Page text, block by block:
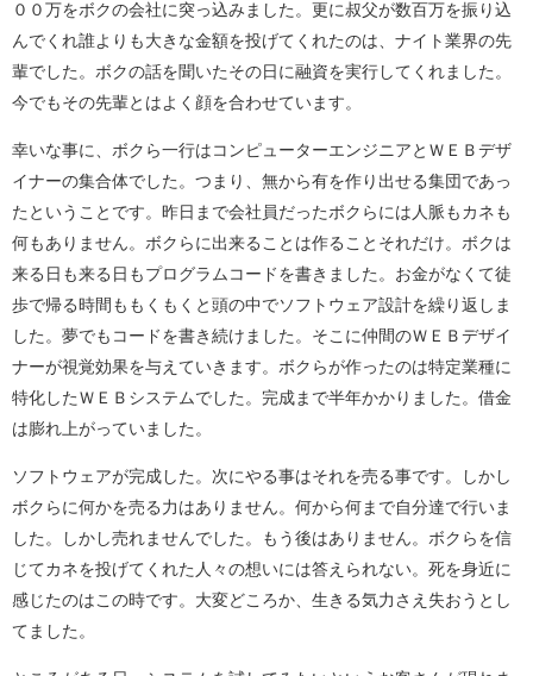
００万をボクの会社に突っ込みました。更に叔父が数百万を振り込
んでくれ誰よりも大きな金額を投げてくれたのは、ナイト業界の先
輩でした。ボクの話を聞いたその日に融資を実行してくれました。
今でもその先輩とはよく顔を合わせています。
幸いな事に、ボクら一行はコンピューターエンジニアとＷＥＢデザ
イナーの集合体でした。つまり、無から有を作り出せる集団であっ
たということです。昨日まで会社員だったボクらには人脈もカネも
何もありません。ボクらに出来ることは作ることそれだけ。ボクは
来る日も来る日もプログラムコードを書きました。お金がなくて徒
歩で帰る時間ももくもくと頭の中でソフトウェア設計を繰り返しま
した。夢でもコードを書き続けました。そこに仲間のＷＥＢデザイ
ナーが視覚効果を与えていきます。ボクらが作ったのは特定業種に
特化したＷＥＢシステムでした。完成まで半年かかりました。借金
は膨れ上がっていました。
ソフトウェアが完成した。次にやる事はそれを売る事です。しかし
ボクらに何かを売る力はありません。何から何まで自分達で行いま
した。しかし売れませんでした。もう後はありません。ボクらを信
じてカネを投げてくれた人々の想いには答えられない。死を身近に
感じたのはこの時です。大変どころか、生きる気力さえ失おうとし
てました。